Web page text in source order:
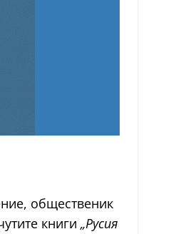
общественик
книги „Русия